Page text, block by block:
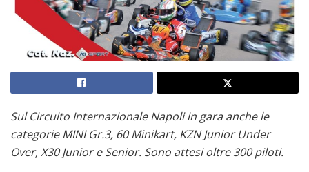
Sul Circuito Internazionale Napoli in gara anche le
categorie MINI Gr.3, 60 Minikart, KZN Junior Under
Over, X30 Junior e Senior. Sono attesi oltre 300 piloti.